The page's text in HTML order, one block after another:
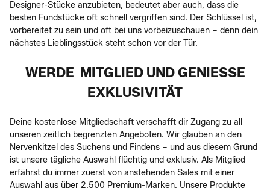
Designer-Stücke anzubieten, bedeutet aber auch, dass die
besten Fundstücke oft schnell vergriffen sind. Der Schlüssel ist,
vorbereitet zu sein und oft bei uns vorbeizuschauen – denn dein
nächstes Lieblingsstück steht schon vor der Tür.
WERDE MITGLIED UND GENIESSE E
XKLUSIVITÄT
Deine kostenlose Mitgliedschaft verschafft dir Zugang zu all
unseren zeitlich begrenzten Angeboten. Wir glauben an den
Nervenkitzel des Suchens und Findens – und aus diesem Grund
ist unsere tägliche Auswahl flüchtig und exklusiv. Als Mitglied
erfährst du immer zuerst von anstehenden Sales mit einer
Auswahl aus über 2.500 Premium-Marken. Unsere Produkte